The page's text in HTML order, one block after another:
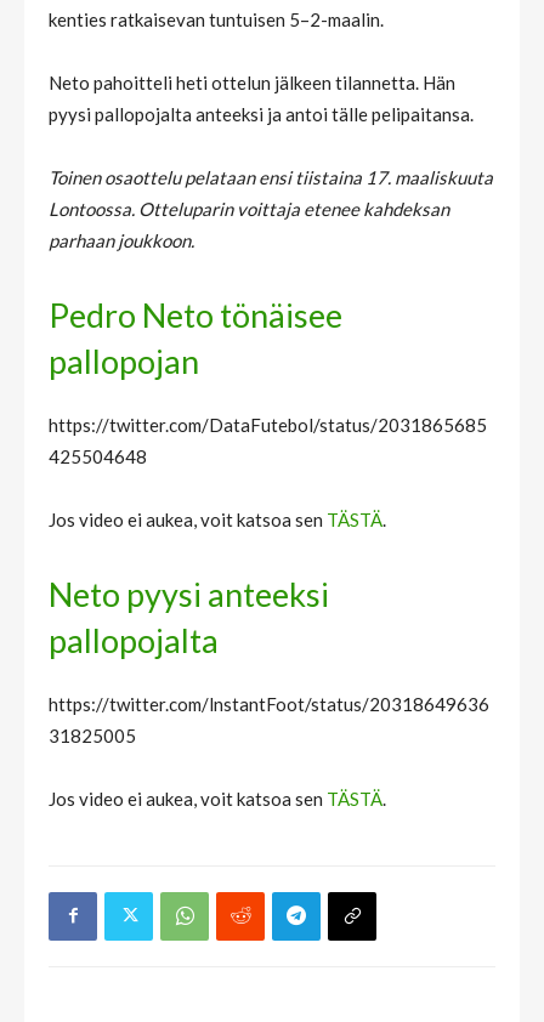
kenties ratkaisevan tuntuisen 5–2-maalin.
Neto pahoitteli heti ottelun jälkeen tilannetta. Hän
pyysi pallopojalta anteeksi ja antoi tälle pelipaitansa.
Toinen osaottelu pelataan ensi tiistaina 17. maaliskuuta
Lontoossa. Otteluparin voittaja etenee kahdeksan
parhaan joukkoon.
Pedro Neto tönäisee
pallopojan
https://twitter.com/DataFutebol/status/2031865685
425504648
Jos video ei aukea, voit katsoa sen TÄSTÄ.
Neto pyysi anteeksi
pallopojalta
https://twitter.com/lnstantFoot/status/20318649636
31825005
Jos video ei aukea, voit katsoa sen TÄSTÄ.